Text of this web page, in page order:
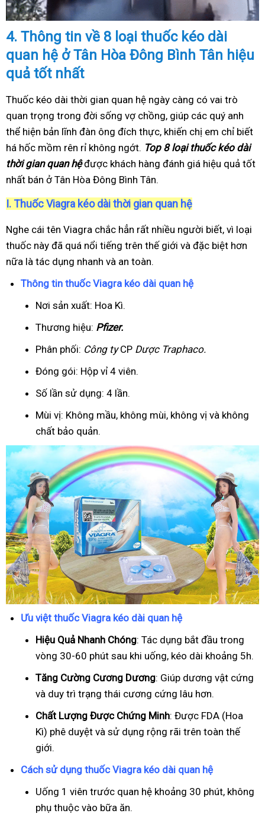
4. Thông tin về 8 loại thuốc kéo dài
quan hệ ở Tân Hòa Đông Bình Tân hiệu
quả tốt nhất
Thuốc kéo dài thời gian quan hệ ngày càng có vai trò
quan trọng trong đời sống vợ chồng, giúp các quý anh
thể hiện bản lĩnh đàn ông đích thực, khiến chị em chỉ biết
há hốc mồm rên rỉ không ngớt. Top 8 loại thuốc kéo dài
thời gian quan hệđược khách hàng đánh giá hiệu quả tốt
nhất bán ở Tân Hòa Đông Bình Tân.
I. Thuốc Viagra kéo dài thời gian quan hệ
Nghe cái tên Viagra chắc hẳn rất nhiều người biết, vì loại
thuốc này đã quá nổi tiếng trên thế giới và đặc biệt hơn
nữa là tác dụng nhanh và an toàn.
Thông tin thuốc Viagra kéo dài quan hệ
Nơi sản xuất: Hoa Kì.
Thương hiệu: Pfizer.
Phân phối: Công tyCP Dược Traphaco.
Đóng gói: Hộp vỉ 4 viên.
Số lần sử dụng: 4 lần.
Mùi vị: Không mầu, không mùi, không vị và không
chất bảo quản.
Ưu việt thuốc Viagra kéo dài quan hệ
Hiệu Quả Nhanh Chóng: Tác dụng bắt đầu trong
vòng 30-60 phút sau khi uống, kéo dài khoảng 5h.
Tăng Cường Cương Dương: Giúp dương vật cứng
và duy trì trạng thái cương cứng lâu hơn.
Chất Lượng Được Chứng Minh: Được FDA (Hoa
Kì) phê duyệt và sử dụng rộng rãi trên toàn thế
giới.
Cách sử dụng thuốc Viagra kéo dài quan hệ
Uống 1 viên trước quan hệ khoảng 30 phút, không
phụ thuộc vào bữa ăn.